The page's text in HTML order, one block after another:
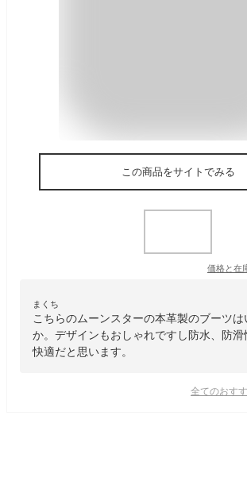
この商品をサイトでみる
価格と在
まくち
こちらのムーンスターの本革製のブーツは
か。デザインもおしゃれですし防水、防滑
快適だと思います。
全てのおす